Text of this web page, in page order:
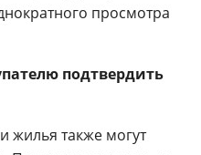
просмотра
подтвердить
жилья также могут